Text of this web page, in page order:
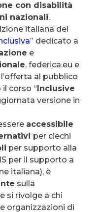
con disabilità
nazionali.
italiana del
” dedicato a
e
, federica.eu e
al pubblico
corso “ Inclusive
versione in
accessibile
per ciechi
per supporto alla
per il supporto a
italiana), è
sulla
e si rivolge a chi
organizzazioni di